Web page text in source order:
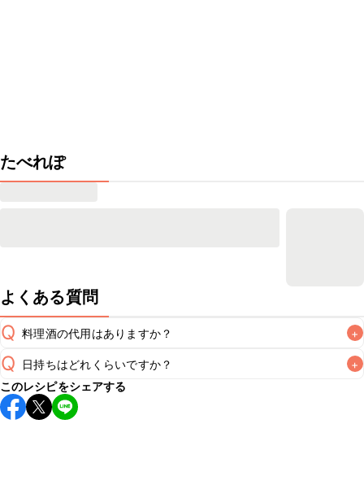
たべれぽ
よくある質問
Q 料理酒の代用はありますか？ +
A
Q 日持ちはどれくらいですか？ +
こちらのレシピは出来たてをお召し上がりいただくことをお
すすめします。
このレシピをシェアする